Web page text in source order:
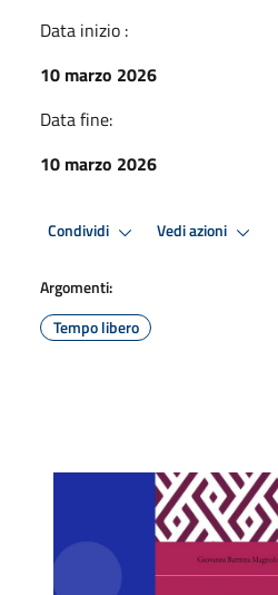
Data inizio :
10 marzo 2026
Data fine:
10 marzo 2026
Condividi Vedi azioni
Argomenti:
Tempo libero